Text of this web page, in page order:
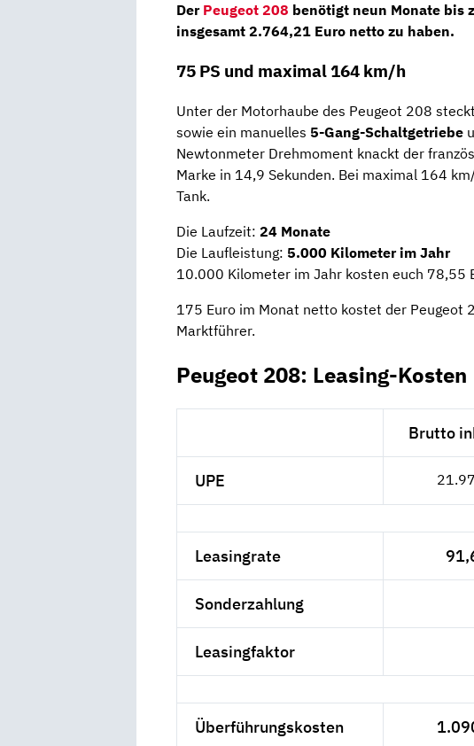
Der Peugeot 208 benötigt neun Monate bis
insgesamt 2.764,21 Euro netto zu haben.
75 PS und maximal 164 km/h
Unter der Motorhaube des Peugeot 208
sowie ein manuelles 5-Gang-Schaltgetriebe
Newtonmeter Drehmoment knackt der
Marke in 14,9 Sekunden. Bei maximal 164
Tank.
Die Laufzeit: 24 Monate
Die Laufleistung: 5.000 Kilometer im Jahr
10.000 Kilometer im Jahr kosten euch 78,55
175 Euro im Monat netto kostet der Peugeot
Marktführer.
Peugeot 208: Leasing-Kosten
Brutto
UPE
Leasingrate
Sonderzahlung
Leasingfaktor
Überführungskosten